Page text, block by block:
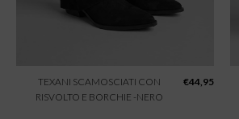
TEXANI SCAMOSCIATI CON
RISVOLTO E BORCHIE -NERO
€44,95